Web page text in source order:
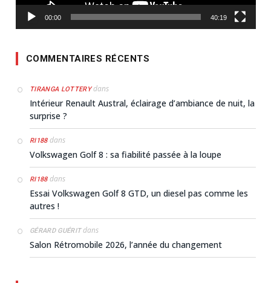
00:00 40:19
COMMENTAIRES RÉCENTS
TIRANGA LOTTERYdans
Intérieur Renault Austral, éclairage d’ambiance de nuit, la
surprise ?
RI188dans
Volkswagen Golf 8 : sa fiabilité passée à la loupe
RI188dans
Essai Volkswagen Golf 8 GTD, un diesel pas comme les
autres !
GÉRARD GUÉRITdans
Salon Rétromobile 2026, l’année du changement